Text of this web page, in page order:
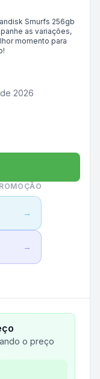
Smurfs 256gb
as variações,
momento para
2026
→
→
o preço